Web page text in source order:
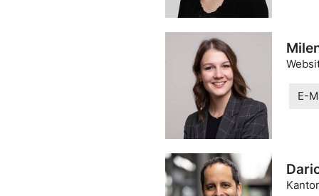
E-